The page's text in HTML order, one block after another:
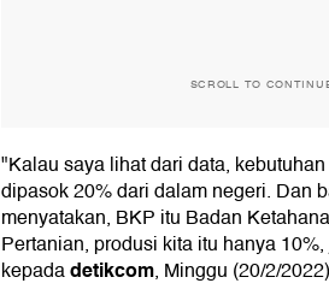
SCROLL TO
"Kalau saya lihat dari data,
dipasok 20% dari dalam negeri. Dan
menyatakan, BKP itu Badan
Pertanian, produsi kita itu hanya
kepadadetikcom, Minggu (20/2/